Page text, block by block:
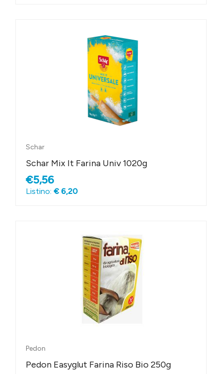
Schar
Schar Mix It Farina Univ 1020g
€5,56
Listino: € 6,20
Pedon
Pedon Easyglut Farina Riso Bio 250g